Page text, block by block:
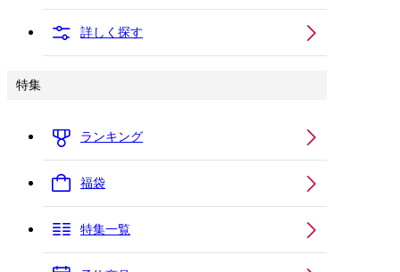
詳しく探す
特集
ランキング
福袋
特集一覧